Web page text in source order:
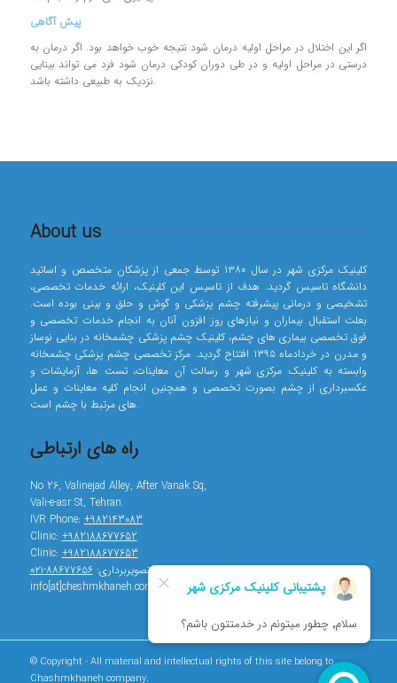
پیش آگاهی
اگر این اختلال در مراحل اولیه درمان شود نتیجه خوب خواهد بود. اگر درمان به
درستی در مراحل اولیه و در طی دوران کودکی درمان شود فرد می تواند بینایی
نزدیک به طبیعی داشته باشد.
About us
کلینیک مرکزی شهر در سال ۱۳۸۰ توسط جمعی از پزشکان متخصص و اساتید
دانشگاه تاسیس گردید. هدف از تاسیس این کلینیک، ارائه خدمات تخصصی،
تشخیصی و درمانی پیشرفته چشم پزشکی و گوش و حلق و بینی بوده است.
بعلت استقبال بیماران و نیازهای روز افزون آنان به انجام خدمات تخصصی و
فوق تخصصی بیماری های چشم، کلینیک چشم پزشکی چشمخانه در بنایی نوساز
و مدرن در خردادماه ۱۳۹۵ افتتاح گردید. مرکز تخصصی چشم پزشکی چشمخانه
وابسته به کلینیک مرکزی شهر و رسالت آن معاینات، تست ها، آزمایشات و
عکسبرداری از چشم بصورت تخصصی و همچنین انجام کلیه معاینات و عمل
های مرتبط با چشم است.
راه های ارتباطی
No 26, Valinejad Alley, After Vanak Sq,
Vali-e-asr St, Tehran.
IVR Phone: +982143083
Clinic: +982188677652
Clinic: +982188677653
تصویربرداری:۸۸۶۷۷۶۵۶-۰۲۱
info[at]cheshmkhaneh.com
© Copyright - All material and intellectual rights of this site belong to
Chashmkhaneh company.